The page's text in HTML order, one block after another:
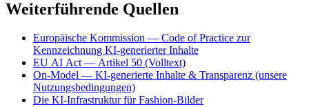
Weiterführende Quellen
Europäische Kommission — Code of Practice zur
Kennzeichnung KI-generierter Inhalte
EU AI Act — Artikel 50 (Volltext)
On-Model — KI-generierte Inhalte & Transparenz (unsere
Nutzungsbedingungen)
Die KI-Infrastruktur für Fashion-Bilder